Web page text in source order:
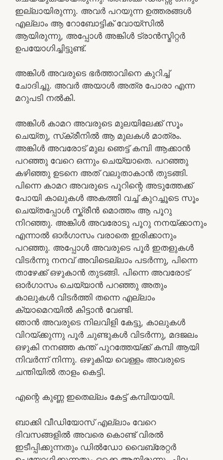
ഇല്ലായിരുന്നു. അവർ പറയുന്ന ഉത്തരങ്ങൾ
എല്ലാം ആ റോബോട്ടിക് വോയ്‌സിൽ
ആയിരുന്നു, അപ്പോൾ അങ്കിൾ ട്രാൻസ്മിറ്റർ
ഉപയോഗിച്ചിട്ടുണ്ട്.
അങ്കിൾ അവരുടെ ഭർത്താവിനെ കുറിച്ച്
ചോദിച്ചു. അവർ അയാൾ അത്ര പോരാ എന്ന
മറുപടി നൽകി.
അങ്കിൾ കാമറ അവരുടെ മുലയിലേക്ക് സൂം
ചെയ്തു, സ്‌ക്രീനിൽ ആ മുലകൾ മാത്രം.
അങ്കിൾ അവരോട് മുല ഞെട്ട് കമ്പി ആക്കാൻ
പറഞ്ഞു വേറെ ഒന്നും ചെയ്യാതെ. പറഞ്ഞു
കഴിഞ്ഞു ഉടനെ അത് വലുതാകാൻ തുടങ്ങി.
പിന്നെ കാമറ അവരുടെ പൂറിന്റെ അടുത്തേക്ക്
പോയി കാലുകൾ അകത്തി വച്ച് കുറച്ചൂടെ സൂം
ചെയ്തപ്പോൾ സ്ക്രീൻ മൊത്തം ആ പൂറു
നിറഞ്ഞു. അങ്കിൾ അവരോടു പൂറു നനയ്ക്കാനും
എന്നാൽ ഓർഗാസം വരാതെ ഇരിക്കാനും
പറഞ്ഞു. അപ്പോൾ അവരുടെ പൂർ ഇതളുകൾ
വിടർന്നു നനവ് അവിടെല്ലാം പടർന്നു, പിന്നെ
താഴേക്ക് ഒഴുകാൻ തുടങ്ങി. പിന്നെ അവരോട്
ഓർഗാസം ചെയ്യാൻ പറഞ്ഞു അതും
കാലുകൾ വിടർത്തി തന്നെ എല്ലാം
ക്യാമെറയിൽ കിട്ടാൻ വേണ്ടി.
ഞാൻ അവരുടെ നിലവിളി കേട്ടു, കാലുകൾ
വിറയ്ക്കുന്നു പൂർ ചുണ്ടുകൾ വിടർന്നു, മദജലം
ഒഴുകി നനഞ്ഞ കന്ത് പുറത്തേയ്ക്ക് കമ്പി ആയി
നിവർന്ന് നിന്നു. ഒഴുകിയ വെള്ളം അവരുടെ
ചന്തിയിൽ താളം കെട്ടി.
എന്റെ കുണ്ണ ഇതെല്ലം കേട്ട് കമ്പിയായി.
ബാക്കി വീഡിയോസ് എല്ലാം വേറെ
ദിവസങ്ങളിൽ അവരെ കൊണ്ട് വിരൽ
ഇടീപ്പിക്കുന്നതും ഡിൽഡോ വൈബ്രേറ്റർ